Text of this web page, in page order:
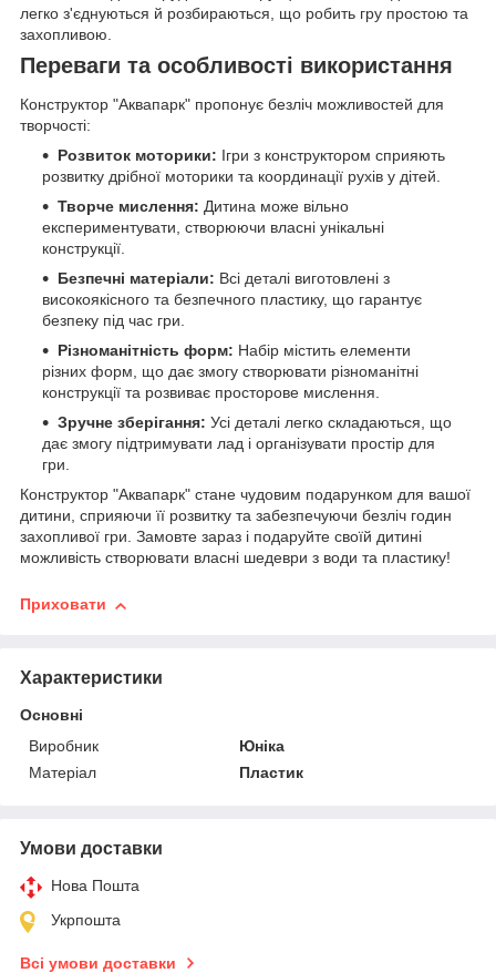
легко з'єднуються й розбираються, що робить гру простою та
захопливою.
Переваги та особливості використання
Конструктор "Аквапарк" пропонує безліч можливостей для
творчості:
Розвиток моторики: Ігри з конструктором сприяють
розвитку дрібної моторики та координації рухів у дітей.
Творче мислення: Дитина може вільно
експериментувати, створюючи власні унікальні
конструкції.
Безпечні матеріали: Всі деталі виготовлені з
високоякісного та безпечного пластику, що гарантує
безпеку під час гри.
Різноманітність форм: Набір містить елементи
різних форм, що дає змогу створювати різноманітні
конструкції та розвиває просторове мислення.
Зручне зберігання: Усі деталі легко складаються, що
дає змогу підтримувати лад і організувати простір для
гри.
Конструктор "Аквапарк" стане чудовим подарунком для вашої
дитини, сприяючи її розвитку та забезпечуючи безліч годин
захопливої гри. Замовте зараз і подаруйте своїй дитині
можливість створювати власні шедеври з води та пластику!
Приховати
Характеристики
Основні
Виробник
Юніка
Матеріал
Пластик
Умови доставки
Нова Пошта
Укрпошта
Всі умови доставки